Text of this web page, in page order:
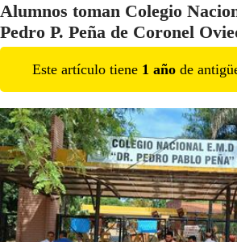
Alumnos toman Colegio
Pedro P. Peña de Coronel
Este artículo tiene 1 año de